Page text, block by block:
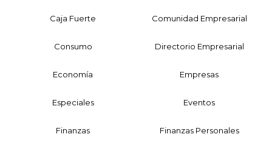
Caja Fuerte Comunidad Empresarial
Consumo Directorio Empresarial
Economía Empresas
Especiales Eventos
Finanzas Finanzas Personales